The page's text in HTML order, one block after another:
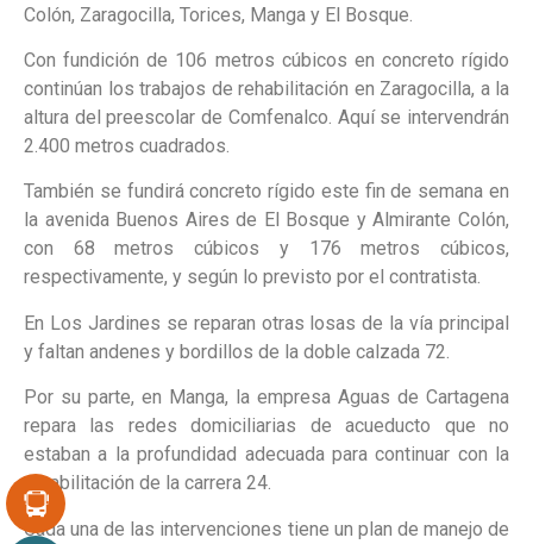
Colón, Zaragocilla, Torices, Manga y El Bosque.
Con fundición de 106 metros cúbicos en concreto rígido
continúan los trabajos de rehabilitación en Zaragocilla, a la
altura del preescolar de Comfenalco. Aquí se intervendrán
2.400 metros cuadrados.
También se fundirá concreto rígido este fin de semana en
la avenida Buenos Aires de El Bosque y Almirante Colón,
con 68 metros cúbicos y 176 metros cúbicos,
respectivamente, y según lo previsto por el contratista.
En Los Jardines se reparan otras losas de la vía principal
y faltan andenes y bordillos de la doble calzada 72.
Por su parte, en Manga, la empresa Aguas de Cartagena
repara las redes domiciliarias de acueducto que no
estaban a la profundidad adecuada para continuar con la
rehabilitación de la carrera 24.
Cada una de las intervenciones tiene un plan de manejo de